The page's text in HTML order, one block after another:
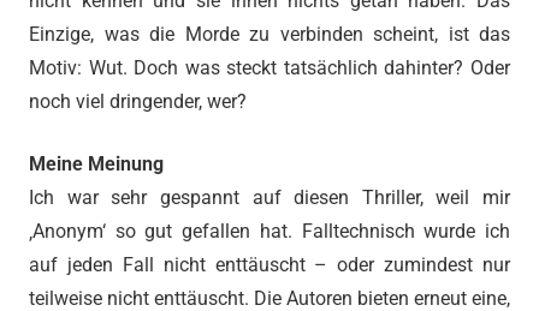
Einzige, was die Morde zu verbinden scheint, ist das
Motiv: Wut. Doch was steckt tatsächlich dahinter? Oder
noch viel dringender, wer?
Meine Meinung
Ich war sehr gespannt auf diesen Thriller, weil mir
‚Anonym‘ so gut gefallen hat. Falltechnisch wurde ich
auf jeden Fall nicht enttäuscht – oder zumindest nur
teilweise nicht enttäuscht. Die Autoren bieten erneut eine,